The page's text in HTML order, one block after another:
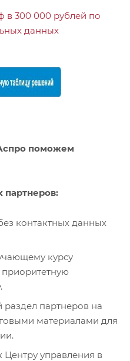
в 300 000 рублей по
данных
поможем
контактных данных
курсу
партнеров на
материалами для
Центру управления в